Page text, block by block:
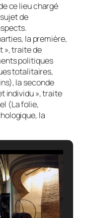
ce lieu chargé
de
la première,
», traite de
politiques
totalitaires,
la seconde
individu », traite
(La folie,
la